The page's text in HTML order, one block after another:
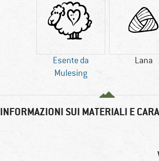
Esente da
Mulesing
Lana
INFORMAZIONI SUI MATERIALI E